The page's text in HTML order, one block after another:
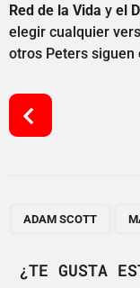
Red de la Vida y el
elegir cualquier
otros Peters
P
o
ADAM SCOTT
¿TE GUSTA